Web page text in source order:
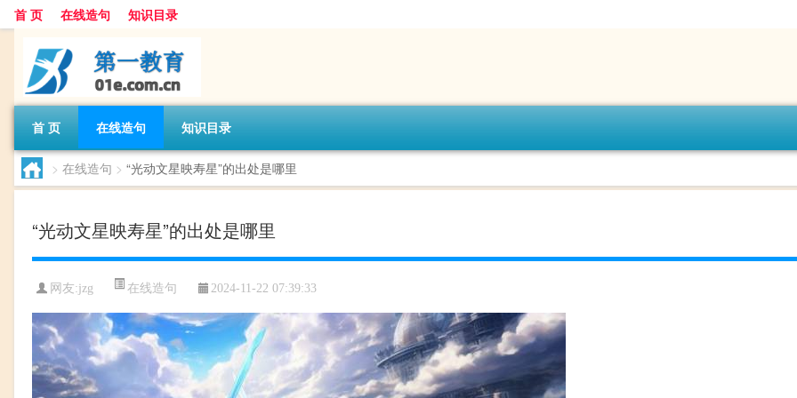
首 页 在线造句 知识目录
首 页 在线造句 知识目录
> 在线造句 > “光动文星映寿星”的出处是哪里
“光动文星映寿星”的出处是哪里
网友:jzg 在线造句 2024-11-22 07:39:33